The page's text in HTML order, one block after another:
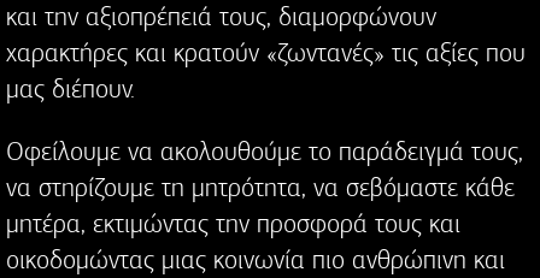
και την αξιοπρέπειά τους, διαμορφώνουν
χαρακτήρες και κρατούν «ζωντανές» τις αξίες που
μας διέπουν.
Οφείλουμε να ακολουθούμε το παράδειγμά τους,
να στηρίζουμε τη μητρότητα, να σεβόμαστε κάθε
μητέρα, εκτιμώντας την προσφορά τους και
οικοδομώντας μιας κοινωνία πιο ανθρώπινη και